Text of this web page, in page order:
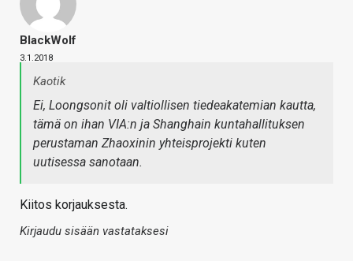
BlackWolf
3.1.2018
Kaotik
Ei, Loongsonit oli valtiollisen tiedeakatemian kautta,
tämä on ihan VIA:n ja Shanghain kuntahallituksen
perustaman Zhaoxinin yhteisprojekti kuten
uutisessa sanotaan.
Kiitos korjauksesta.
Kirjaudu sisään vastataksesi